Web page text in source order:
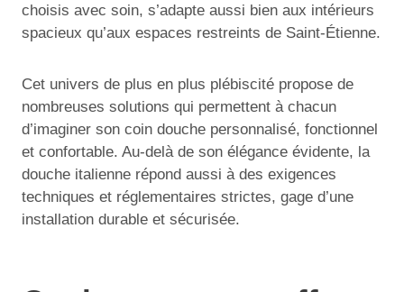
choisis avec soin, s’adapte aussi bien aux intérieurs
spacieux qu’aux espaces restreints de Saint-Étienne.
Cet univers de plus en plus plébiscité propose de
nombreuses solutions qui permettent à chacun
d’imaginer son coin douche personnalisé, fonctionnel
et confortable. Au-delà de son élégance évidente, la
douche italienne répond aussi à des exigences
techniques et réglementaires strictes, gage d’une
installation durable et sécurisée.